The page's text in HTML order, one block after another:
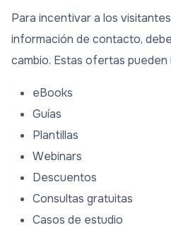
Para incentivar a los
información de contacto,
cambio. Estas ofertas pueden
eBooks
Guías
Plantillas
Webinars
Descuentos
Consultas gratuitas
Casos de estudio